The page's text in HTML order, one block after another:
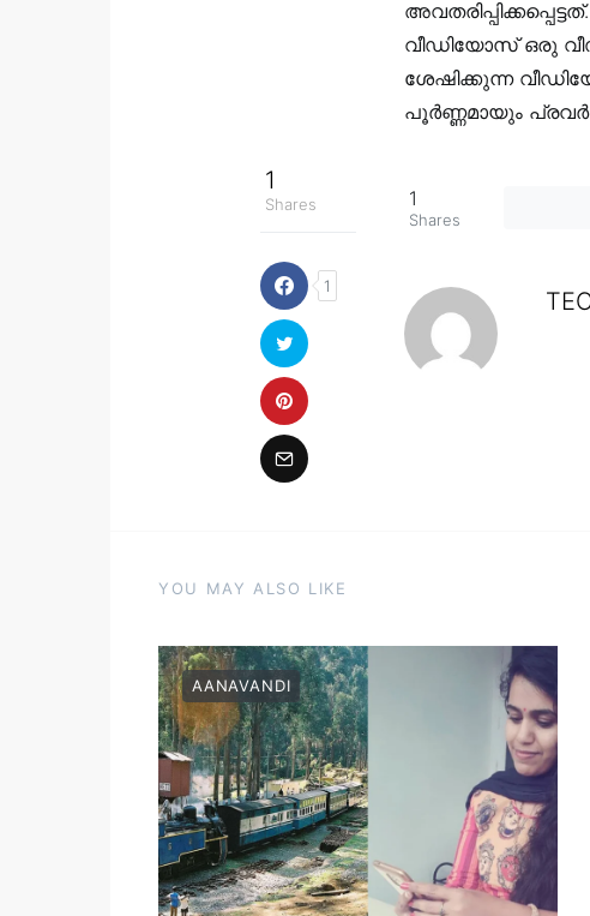
1
Shares
1
വീഡിയോസ് ഒരു
ശേഷിക്കുന്ന
പൂർണ്ണമായും
1
Shares
YOU MAY ALSO LIKE
AANAVANDI